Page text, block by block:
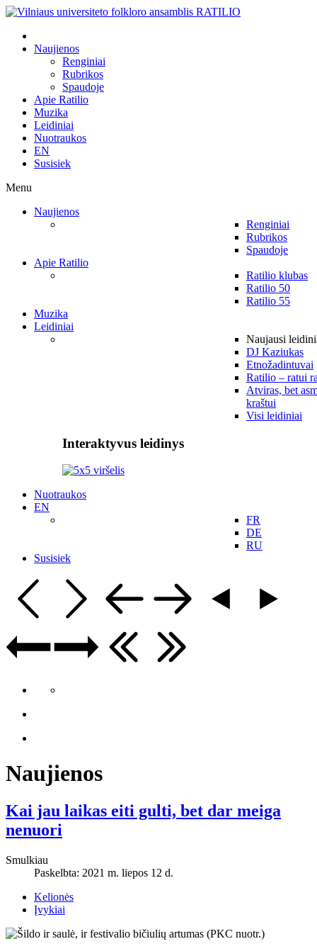
Naujienos
Renginiai
Rubrikos
Spaudoje
Apie Ratilio
Muzika
Leidiniai
Nuotraukos
EN
Susisiek
Menu
Naujienos
Renginiai
Rubrikos
Spaudoje
Apie Ratilio
Ratilio klubas
Ratilio 50
Ratilio 55
Muzika
Leidiniai
Naujausi
DJ Kaziukas
Etnožadintuvai
Ratilio – ratui
Atviras, bet
kraštui
Visi leidiniai
Interaktyvus leidinys
Nuotraukos
EN
FR
DE
RU
Susisiek
Naujienos
Kai jau laikas eiti gulti, bet dar meiga
nenuori
Smulkiau
Paskelbta: 2021 m. liepos 12 d.
Kelionės
Įvykiai